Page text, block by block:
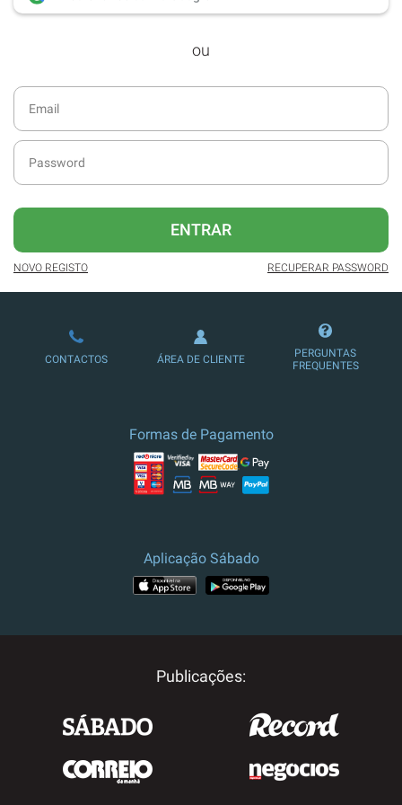
desde dezembro de 2016.
Acesso ao formato digital da SÁBADO
SÁBADO.
diário da atualidade.
publicidade reduzida e não invasiva
no site.
Possibilidade de ler e/ou ouvir artigos.
Ofertas e descontos em produtos,
serviços, eventos desportivos e
ou
ENTRAR
NOVO REGISTO RECUPERAR PASSWORD
CONTACTOS ÁREA DE CLIENTE
PERGUNTAS
FREQUENTES
Formas de Pagamento
Aplicação Sábado
Publicações: